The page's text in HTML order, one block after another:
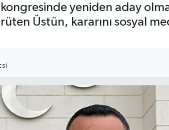
yeniden aday
Üstün, kararını sosyal